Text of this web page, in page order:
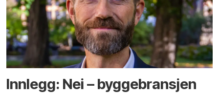
Innlegg: Nei – byggebransjen